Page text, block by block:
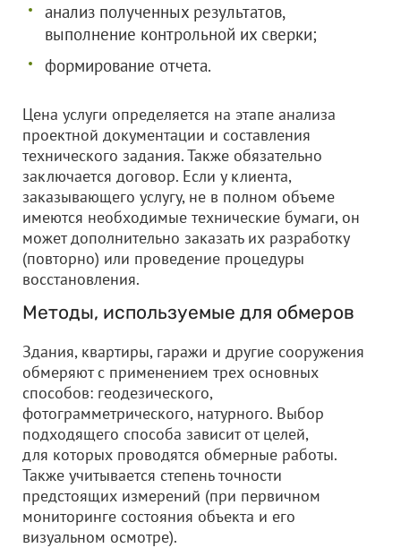
анализ полученных результатов,
выполнение контрольной их сверки;
формирование отчета.
Цена услуги определяется на этапе анализа
проектной документации и составления
технического задания. Также обязательно
заключается договор. Если у клиента,
заказывающего услугу, не в полном объеме
имеются необходимые технические бумаги, он
может дополнительно заказать их разработку
(повторно) или проведение процедуры
восстановления.
Методы, используемые для обмеров
Здания, квартиры, гаражи и другие сооружения
обмеряют с применением трех основных
способов: геодезического,
фотограмметрического, натурного. Выбор
подходящего способа зависит от целей,
для которых проводятся обмерные работы.
Также учитывается степень точности
предстоящих измерений (при первичном
мониторинге состояния объекта и его
визуальном осмотре).